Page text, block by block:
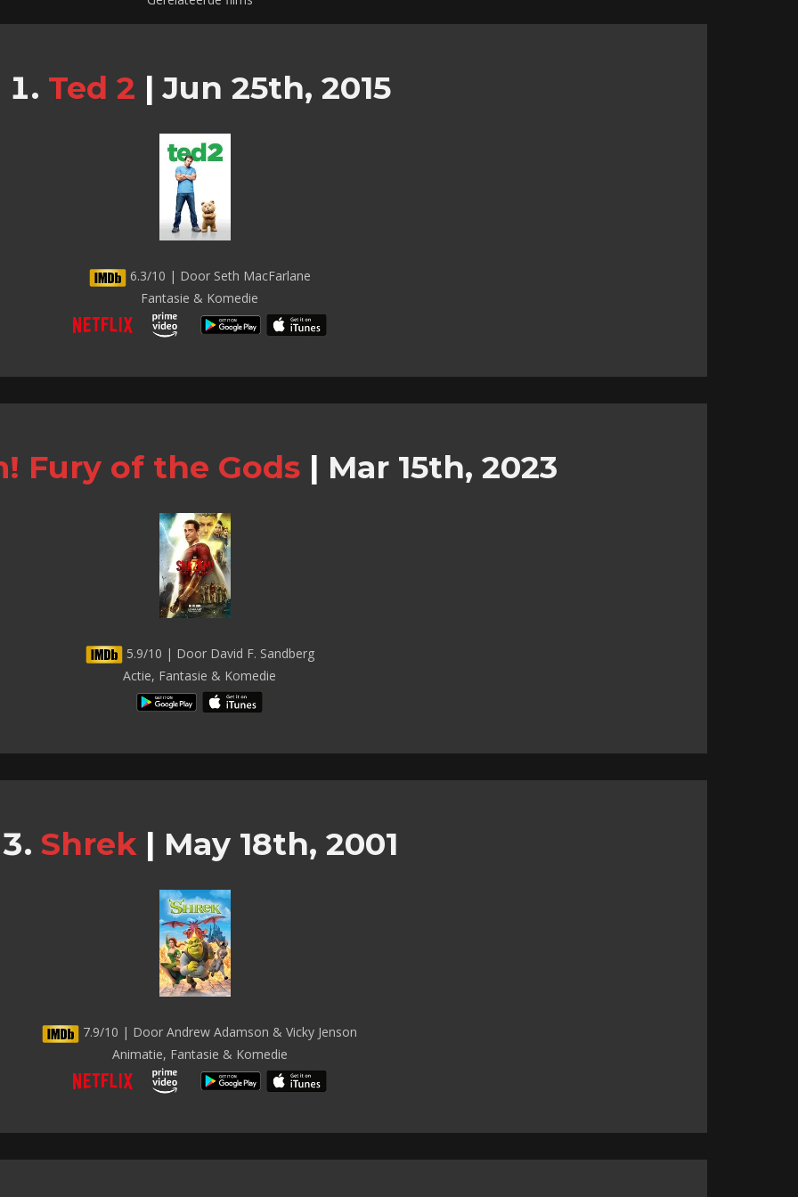
Ted 2 | Jun 25th, 2015
6.3/10 | Door Seth MacFarlane
Fantasie & Komedie
Fury of the Gods | Mar 15th, 2023
5.9/10 | Door David F. Sandberg
Actie, Fantasie & Komedie
Shrek | May 18th, 2001
7.9/10 | Door Andrew Adamson & Vicky Jenson
Animatie, Fantasie & Komedie